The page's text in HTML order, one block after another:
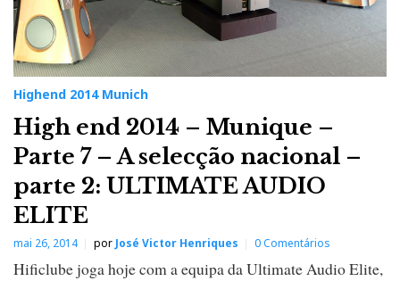
Highend 2014 Munich
High end 2014 – Munique –
Parte 7 – A selecção nacional –
parte 2: ULTIMATE AUDIO
ELITE
mai 26, 2014 porJosé Victor Henriques 0 Comentários
Hificlube joga hoje com a equipa da Ultimate Audio Elite,